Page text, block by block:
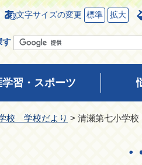
文字サイズの変更 標準 拡大
す
習・スポーツ
校 学校だより > 清瀬第七小学